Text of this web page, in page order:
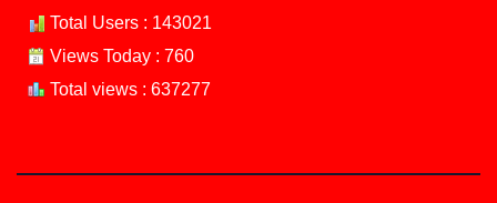
Total Users : 143021
Views Today : 760
Total views : 637277